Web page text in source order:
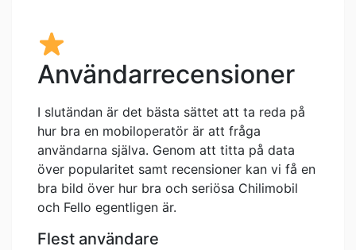
Användarrecensioner
I slutändan är det bästa sättet att ta reda på
hur bra en mobiloperatör är att fråga
användarna själva. Genom att titta på data
över popularitet samt recensioner kan vi få en
bra bild över hur bra och seriösa Chilimobil
och Fello egentligen är.
Flest användare